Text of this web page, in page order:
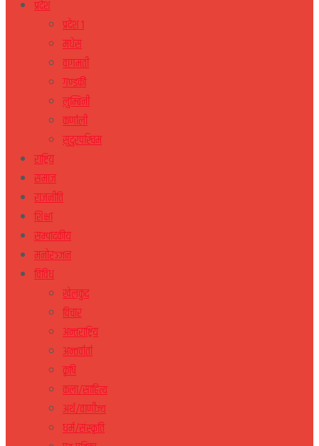
प्रदेश
प्रदेश १
मधेस
वागमती
गण्डकी
लुम्बिनी
कर्णाली
सुदुरपस्चिम
राष्ट्रिय
समाज
राजनीति
शिक्षा
सम्पादकीय
मनोरञ्जन
विविध
खेलकुद
विचार
अन्तराष्ट्रिय
अन्तर्वार्ता
कृषि
कला/साहित्य
अर्थ/वाणीज्य
धर्म/संस्कृति